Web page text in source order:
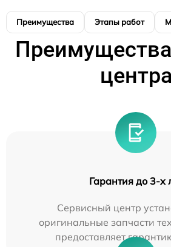
Преимущества Этапы работ
центра
Гарантия до 3-х
Сервисный центр
оригинальные запчасти
предоставляет